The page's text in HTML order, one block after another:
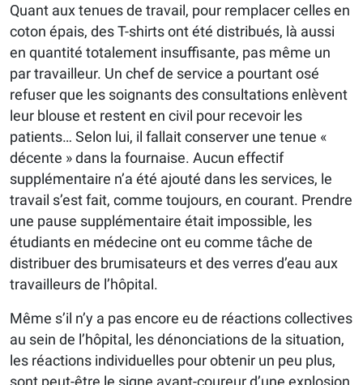
Quant aux tenues de travail, pour remplacer celles en
coton épais, des T-shirts ont été distribués, là aussi
en quantité totalement insuffisante, pas même un
par travailleur. Un chef de service a pourtant osé
refuser que les soignants des consultations enlèvent
leur blouse et restent en civil pour recevoir les
patients… Selon lui, il fallait conserver une tenue «
décente » dans la fournaise. Aucun effectif
supplémentaire n’a été ajouté dans les services, le
travail s’est fait, comme toujours, en courant. Prendre
une pause supplémentaire était impossible, les
étudiants en médecine ont eu comme tâche de
distribuer des brumisateurs et des verres d’eau aux
travailleurs de l’hôpital.
Même s’il n’y a pas encore eu de réactions collectives
au sein de l’hôpital, les dénonciations de la situation,
les réactions individuelles pour obtenir un peu plus,
sont peut-être le signe avant-coureur d’une explosion